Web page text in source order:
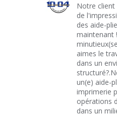
Notre client
de
des aide-
maintenant
aimes le
dans un
un(e) aide-
imprimerie
opérations
dans un